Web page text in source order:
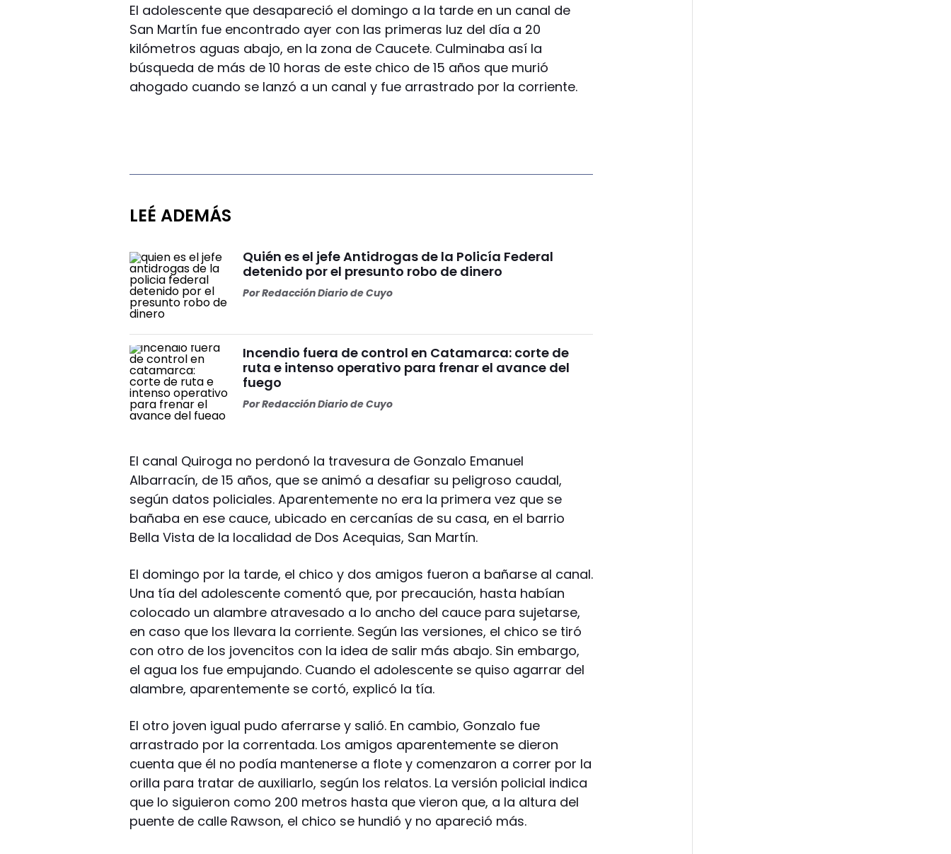
El adolescente que desapareció el domingo a la tarde en un canal de
San Martín fue encontrado ayer con las primeras luz del día a 20
kilómetros aguas abajo, en la zona de Caucete. Culminaba así la
búsqueda de más de 10 horas de este chico de 15 años que murió
ahogado cuando se lanzó a un canal y fue arrastrado por la corriente.
LEÉ ADEMÁS
Quién es el jefe Antidrogas de la Policía Federal
detenido por el presunto robo de dinero
PorRedacción Diario de Cuyo
Incendio fuera de control en Catamarca: corte de
ruta e intenso operativo para frenar el avance del
fuego
PorRedacción Diario de Cuyo
El canal Quiroga no perdonó la travesura de Gonzalo Emanuel
Albarracín, de 15 años, que se animó a desafiar su peligroso caudal,
según datos policiales. Aparentemente no era la primera vez que se
bañaba en ese cauce, ubicado en cercanías de su casa, en el barrio
Bella Vista de la localidad de Dos Acequias, San Martín.
El domingo por la tarde, el chico y dos amigos fueron a bañarse al canal.
Una tía del adolescente comentó que, por precaución, hasta habían
colocado un alambre atravesado a lo ancho del cauce para sujetarse,
en caso que los llevara la corriente. Según las versiones, el chico se tiró
con otro de los jovencitos con la idea de salir más abajo. Sin embargo,
el agua los fue empujando. Cuando el adolescente se quiso agarrar del
alambre, aparentemente se cortó, explicó la tía.
El otro joven igual pudo aferrarse y salió. En cambio, Gonzalo fue
arrastrado por la correntada. Los amigos aparentemente se dieron
cuenta que él no podía mantenerse a flote y comenzaron a correr por la
orilla para tratar de auxiliarlo, según los relatos. La versión policial indica
que lo siguieron como 200 metros hasta que vieron que, a la altura del
puente de calle Rawson, el chico se hundió y no apareció más.